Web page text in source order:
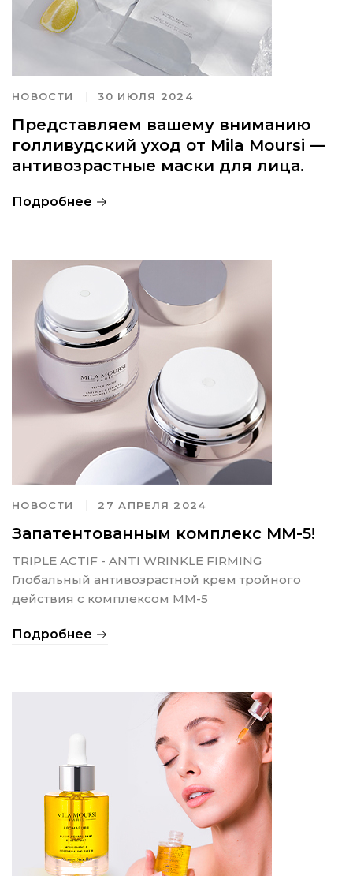
НОВОСТИ 30 ИЮЛЯ 2024
Представляем вашему вниманию
голливудский уход от Mila Moursi —
антивозрастные маски для лица.
Подробнее
НОВОСТИ 27 АПРЕЛЯ 2024
Запатентованным комплекс MM-5!
TRIPLE ACTIF - ANTI WRINKLE FIRMING
Глобальный антивозрастной крем тройного
действия с комплексом ММ-5
Подробнее